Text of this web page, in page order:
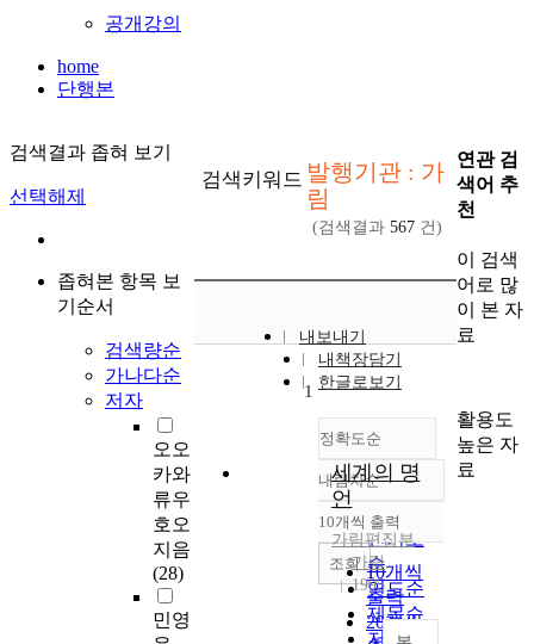
공개강의
home
단행본
검색결과 좁혀 보기
선택해제
좁혀본 항목 보
기순서
검색량순
가나다순
저자
오오
카와
류우
호오
지음
(28)
민영
검색키워드 발행기관 : 가
림
(검색결과 567건)
내보내기
내책장담기
한글로보기
정확도순
정확도
순
인기도
순
연도순
제목순
저자순
내림차순
내림차순
10개씩 출력
10개씩
출력
20개씩
조회
1
세계의 명
언
가림편집부
가림
1995
연관 검
색어 추
천
이 검색
어로 많
이 본 자
료
활용도
높은 자
료